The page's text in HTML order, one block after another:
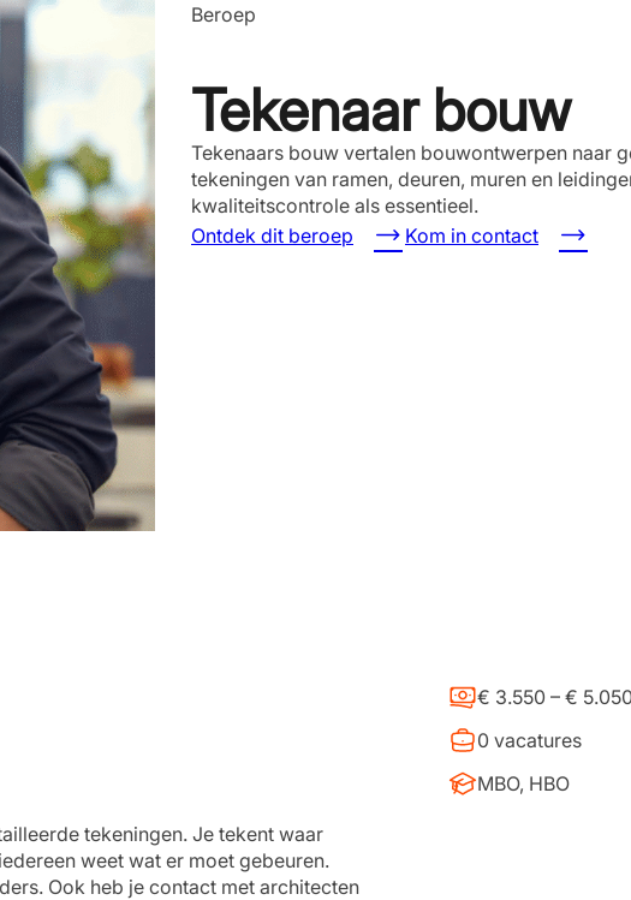
Beroep
Tekenaar bouw
Tekenaars bouw vertalen bouwontwerpen naar
tekeningen van ramen, deuren, muren en
kwaliteitscontrole als essentieel.
Ontdek dit beroep
Kom in contact
tekeningen. Je tekent waar
weet wat er moet gebeuren.
Ook heb je contact met architecten
€ 3.550 – € 5.050
0 vacatures
MBO, HBO